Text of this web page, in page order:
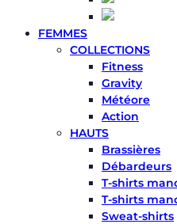
FEMMES
COLLECTIONS
Fitness
Gravity
Météore
Action
HAUTS
Brassières
Débardeurs
T-shirts
T-shirts
Sweat-shirts